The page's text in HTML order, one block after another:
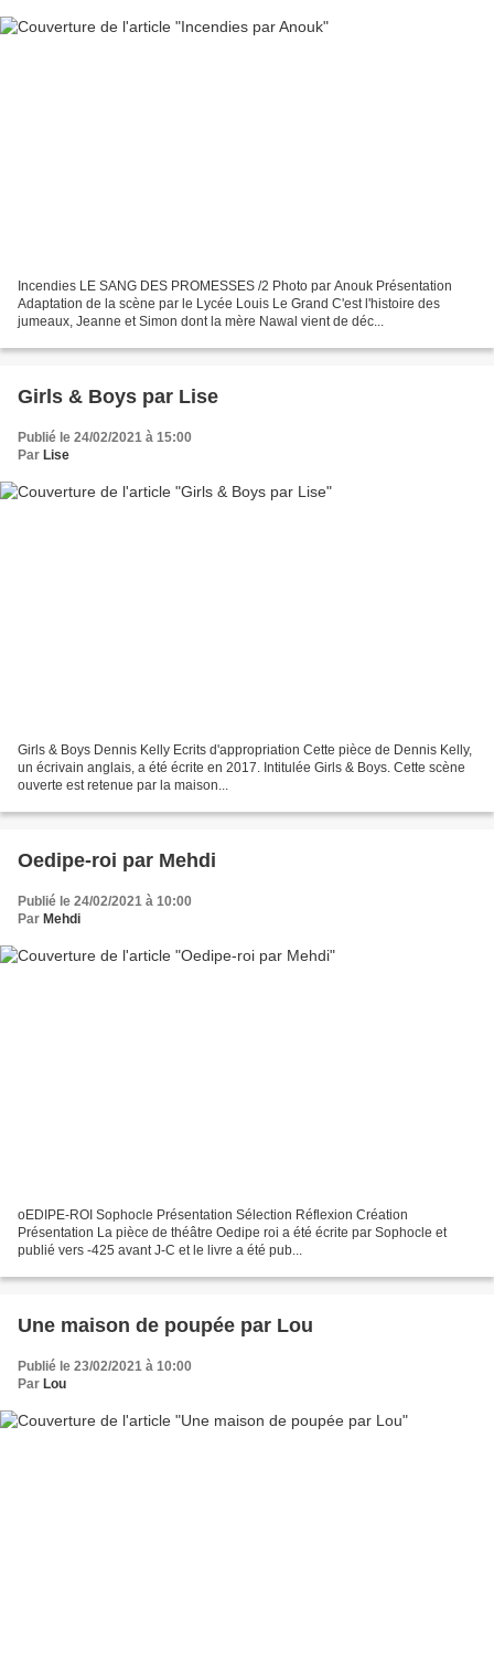
Incendies LE SANG DES PROMESSES /2 Photo par Anouk Présentation
Adaptation de la scène par le Lycée Louis Le Grand C'est l'histoire des
jumeaux, Jeanne et Simon dont la mère Nawal vient de déc...
Girls & Boys par Lise
Publié le 24/02/2021 à 15:00
Par Lise
Girls & Boys Dennis Kelly Ecrits d'appropriation Cette pièce de Dennis Kelly,
un écrivain anglais, a été écrite en 2017. Intitulée Girls & Boys. Cette scène
ouverte est retenue par la maison...
Oedipe-roi par Mehdi
Publié le 24/02/2021 à 10:00
Par Mehdi
oEDIPE-ROI Sophocle Présentation Sélection Réflexion Création
Présentation La pièce de théâtre Oedipe roi a été écrite par Sophocle et
publié vers -425 avant J-C et le livre a été pub...
Une maison de poupée par Lou
Publié le 23/02/2021 à 10:00
Par Lou